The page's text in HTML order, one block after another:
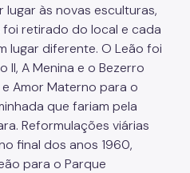
lugar às novas esculturas,
retirado do local e cada
lugar diferente. O Leão foi
II, A Menina e o Bezerro
Amor Materno para o
que fariam pela
Reformulações viárias
final dos anos 1960,
para o Parque